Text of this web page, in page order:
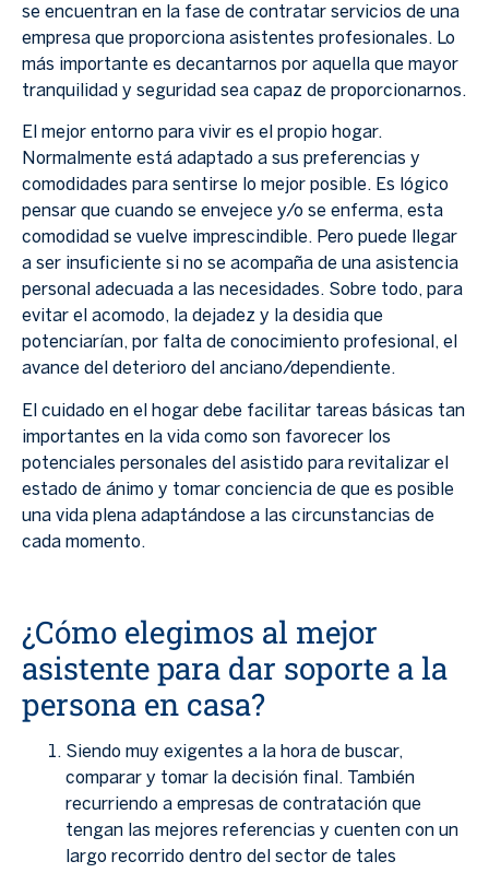
se encuentran en la fase de contratar servicios de una
empresa que proporciona asistentes profesionales. Lo
más importante es decantarnos por aquella que mayor
tranquilidad y seguridad sea capaz de proporcionarnos.
El mejor entorno para vivir es el propio hogar.
Normalmente está adaptado a sus preferencias y
comodidades para sentirse lo mejor posible. Es lógico
pensar que cuando se envejece y/o se enferma, esta
comodidad se vuelve imprescindible. Pero puede llegar
a ser insuficiente si no se acompaña de una asistencia
personal adecuada a las necesidades. Sobre todo, para
evitar el acomodo, la dejadez y la desidia que
potenciarían, por falta de conocimiento profesional, el
avance del deterioro del anciano/dependiente.
El cuidado en el hogar debe facilitar tareas básicas tan
importantes en la vida como son favorecer los
potenciales personales del asistido para revitalizar el
estado de ánimo y tomar conciencia de que es posible
una vida plena adaptándose a las circunstancias de
cada momento.
¿Cómo elegimos al mejor
asistente para dar soporte a la
persona en casa?
Siendo muy exigentes a la hora de buscar,
comparar y tomar la decisión final. También
recurriendo a empresas de contratación que
tengan las mejores referencias y cuenten con un
largo recorrido dentro del sector de tales